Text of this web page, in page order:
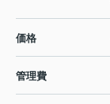
価格
管理費